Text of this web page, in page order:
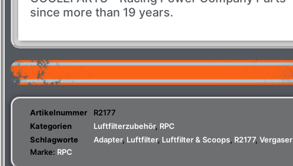
since more than 19 years.
Artikelnummer
R2177
Kategorien
Luftfilterzubehör, RPC
Schlagworte
Adapter, Luftfilter, Luftfilter & Scoops, R2177, Vergaser
Marke: RPC